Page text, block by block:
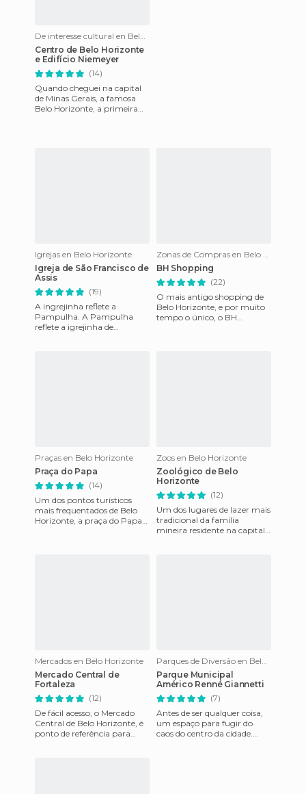
De interesse cultural en Belo Horizonte
Centro de Belo Horizonte
e Edifício Niemeyer
(14)
Quando cheguei na capital
de Minas Gerais, a famosa
Belo Horizonte, a primeira
Igrejas en Belo Horizonte
Igreja de São Francisco de
Assis
(19)
A ingrejinha reflete a
Pampulha. A Pampulha
reflete a igrejinha de
Zonas de Compras en Belo Horizonte
BH Shopping
(22)
O mais antigo shopping de
Belo Horizonte, e por muito
tempo o único, o BH
Praças en Belo Horizonte
Praça do Papa
(14)
Um dos pontos turísticos
mais frequentados de Belo
Horizonte, a praça do Papa
Zoos en Belo Horizonte
Zoológico de Belo
Horizonte
(12)
Um dos lugares de lazer mais
tradicional da família
mineira residente na capital.
Mercados en Belo Horizonte
Mercado Central de
Fortaleza
(12)
De fácil acesso, o Mercado
Central de Belo Horizonte, é
ponto de referência para
Parques de Diversão en Belo Horizonte
Parque Municipal
Américo Renné Giannetti
(7)
Antes de ser qualquer coisa,
um espaço para fugir do
caos do centro da cidade.